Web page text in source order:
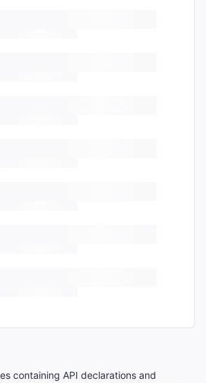
containing API declarations and